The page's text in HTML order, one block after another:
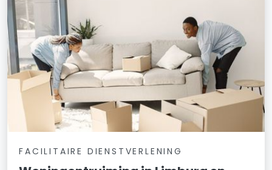
FACILITAIRE DIENSTVERLENING